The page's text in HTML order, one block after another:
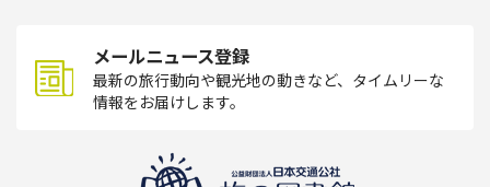
メールニュース登録
最新の旅行動向や観光地の動きなど、タイムリーな
情報をお届けします。